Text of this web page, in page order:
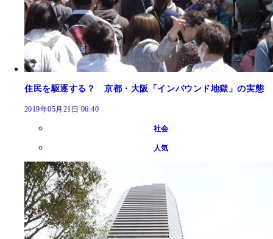
住民を駆逐する？ 京都・大阪「インバウンド地獄」の実態
2019年05月21日 06:40
社会
人気